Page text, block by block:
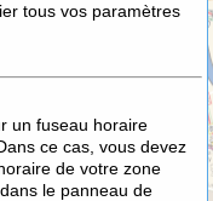
tous vos paramètres
un fuseau horaire
ce cas, vous devez
de votre zone
le panneau de